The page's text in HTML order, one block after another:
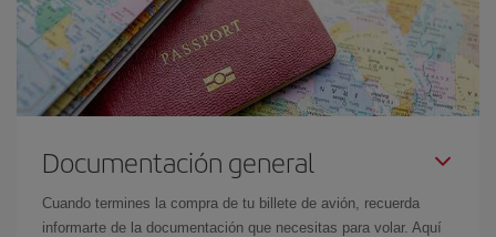
Documentación general
Cuando termines la compra de tu billete de avión, recuerda
informarte de la documentación que necesitas para volar. Aquí